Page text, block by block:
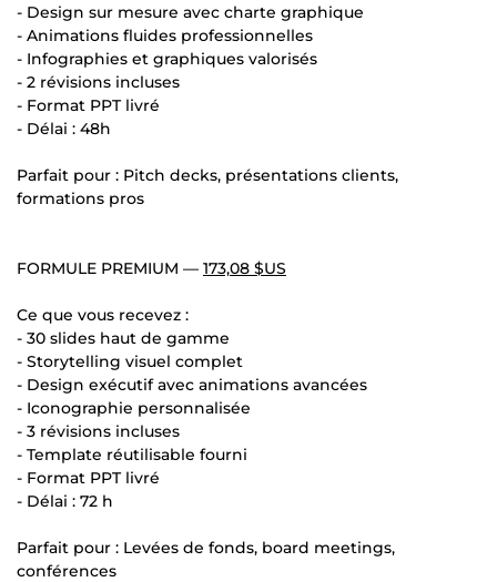
- Design sur mesure avec charte graphique
- Animations fluides professionnelles
- Infographies et graphiques valorisés
- 2 révisions incluses
- Format PPT livré
- Délai : 48h
Parfait pour : Pitch decks, présentations clients,
formations pros
FORMULE PREMIUM — 173,08 $US
Ce que vous recevez :
- 30 slides haut de gamme
- Storytelling visuel complet
- Design exécutif avec animations avancées
- Iconographie personnalisée
- 3 révisions incluses
- Template réutilisable fourni
- Format PPT livré
- Délai : 72 h
Parfait pour : Levées de fonds, board meetings,
conférences